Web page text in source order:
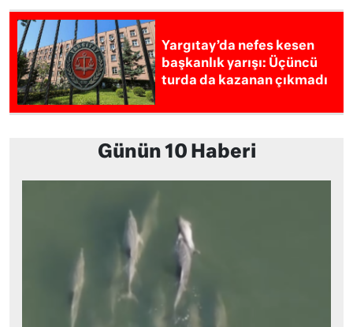
Yargıtay’da nefes kesen
başkanlık yarışı: Üçüncü
turda da kazanan çıkmadı
Günün 10 Haberi